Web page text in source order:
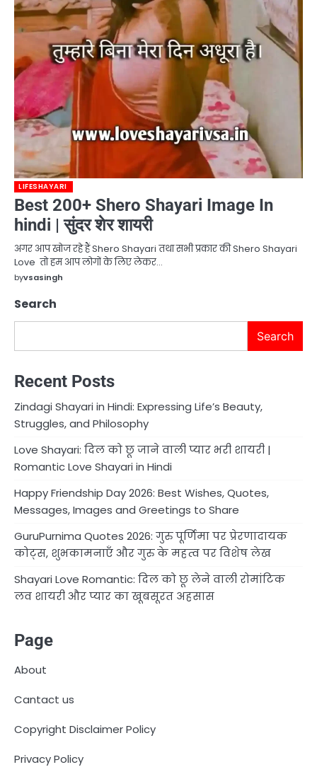
LIFESHAYARI
Best 200+ Shero Shayari Image In
hindi | सुंदर शेर शायरी
अगर आप खोज रहे हैं Shero Shayari तथा सभी प्रकार की Shero Shayari
Love तो हम आप लोगों के लिए लेकर…
byvsasingh
Search
Search
Recent Posts
Zindagi Shayari in Hindi: Expressing Life’s Beauty,
Struggles, and Philosophy
Love Shayari: दिल को छू जाने वाली प्यार भरी शायरी |
Romantic Love Shayari in Hindi
Happy Friendship Day 2026: Best Wishes, Quotes,
Messages, Images and Greetings to Share
GuruPurnima Quotes 2026: गुरु पूर्णिमा पर प्रेरणादायक
कोट्स, शुभकामनाएँ और गुरु के महत्व पर विशेष लेख
Shayari Love Romantic: दिल को छू लेने वाली रोमांटिक
लव शायरी और प्यार का खूबसूरत अहसास
Page
About
Cantact us
Copyright Disclaimer Policy
Privacy Policy